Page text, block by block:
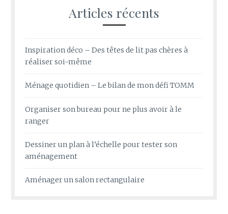
Articles récents
Inspiration déco – Des têtes de lit pas chères à
réaliser soi-même
Ménage quotidien – Le bilan de mon défi TOMM
Organiser son bureau pour ne plus avoir à le
ranger
Dessiner un plan à l’échelle pour tester son
aménagement
Aménager un salon rectangulaire